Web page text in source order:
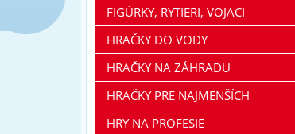
FIGÚRKY, RYTIERI, VOJACI
HRAČKY DO VODY
HRAČKY NA ZÁHRADU
HRAČKY PRE NAJMENŠÍCH
HRY NA PROFESIE